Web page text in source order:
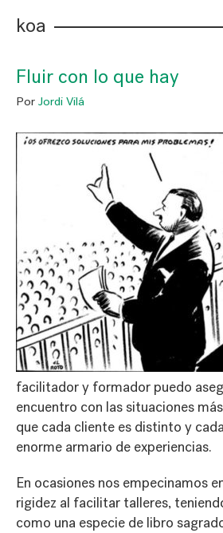
koa
Fluir con lo que hay
Por Jordi Vilá
facilitador y formador puedo
encuentro con las situaciones
que cada cliente es distinto y
enorme armario de experiencias.
En ocasiones nos empecinamos
rigidez al facilitar talleres,
como una especie de libro